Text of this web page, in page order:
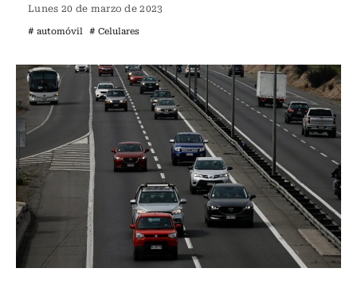
Lunes 20 de marzo de 2023
# automóvil # Celulares